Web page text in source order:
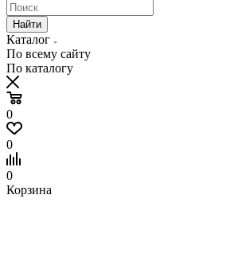
Найти
Каталог
По всему сайту
По каталогу
0
0
0
Корзина